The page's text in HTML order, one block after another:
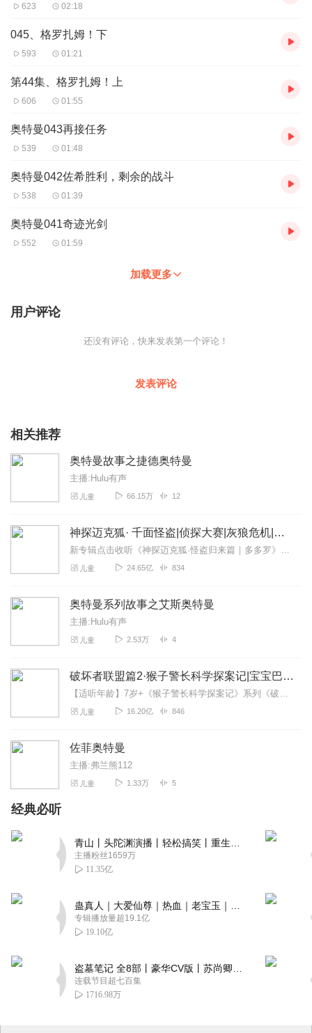
623 02:18
045、格罗扎姆！下
593 01:21
第44集、格罗扎姆！上
606 01:55
奥特曼043再接任务
539 01:48
奥特曼042佐希胜利，剩余的战斗
538 01:39
奥特曼041奇迹光剑
552 01:59
加载更多
用户评论
还没有评论，快来发表第一个评论！
发表评论
相关推荐
奥特曼故事之捷德奥特曼
主播:Hulu有声
儿童 66.15万 12
神探迈克狐· 千面怪盗|侦探大赛|灰狼危机|多多罗
新专辑点击收听《神探迈克狐·怪盗归来篇｜多多罗》！！！>>>点击进入主播橱窗购买《神探迈克狐》系列图书吧!<<<多多罗故事【点击前往】收听多多罗其他好玩有趣的故...
儿童 24.65亿 834
奥特曼系列故事之艾斯奥特曼
主播:Hulu有声
儿童 2.53万 4
破坏者联盟篇2·猴子警长科学探案记|宝宝巴士故事
【适听年龄】7岁+《猴子警长科学探案记》系列《破坏者联盟篇1·猴子警长科学探案记》>>>《破坏者联盟篇2·猴子警长科学探案记》>>>《破坏者联盟篇3·猴子警长科...
儿童 16.20亿 846
佐菲奥特曼
主播:弗兰熊112
儿童 1.33万 5
经典必听
主播粉丝1659万
11.35亿
专辑播放量超19.1亿
19.10亿
连载节目超七百集
1716.98万